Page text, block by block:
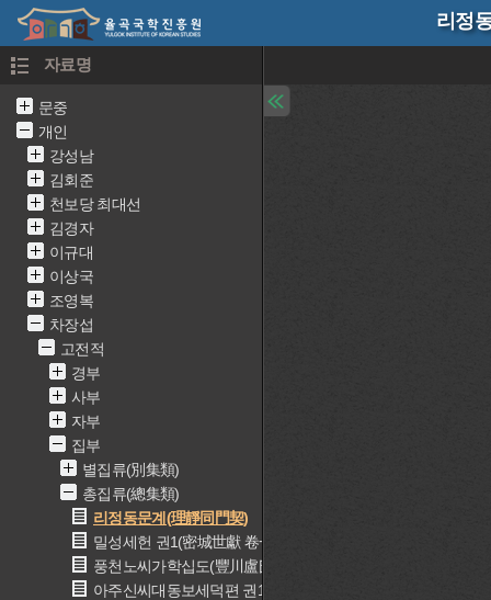
리정
자료명
문중
개인
강성남
김회준
천보당 최대선
김경자
이규대
이상국
조영복
차장섭
고전적
경부
사부
자부
집부
별집류(別集類)
총집류(總集類)
리정동문계(理靜同門契)
밀성세헌 권1(密城世獻 卷一)
풍천노씨가학십도(豐川盧氏家學十圖)
아주신씨대동보세덕편 권1(鵝洲申氏大同譜世德編 卷一)